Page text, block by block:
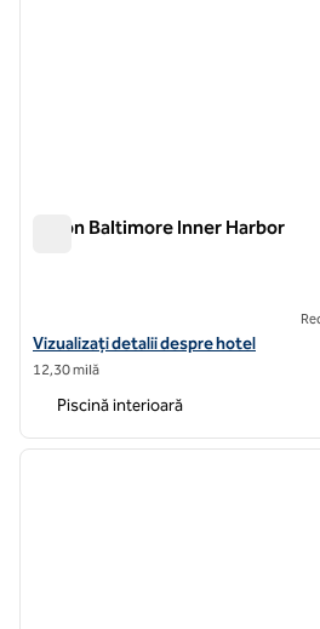
Hilton Baltimore Inner Harbor
Vizualizați detaliile hotelului Hilton
Vizualizați detalii despre hotel
12,30 milă
Piscină interioară
1 din 12